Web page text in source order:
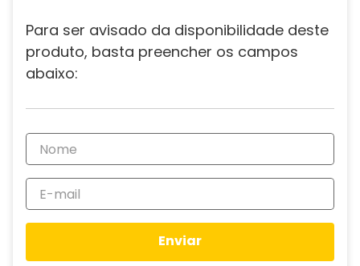
Para ser avisado da disponibilidade deste
produto, basta preencher os campos
abaixo:
Enviar